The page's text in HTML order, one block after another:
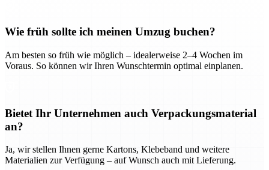
Wie früh sollte ich meinen Umzug buchen?
Am besten so früh wie möglich – idealerweise 2–4 Wochen im
Voraus. So können wir Ihren Wunschtermin optimal einplanen.
Bietet Ihr Unternehmen auch Verpackungsmaterial
an?
Ja, wir stellen Ihnen gerne Kartons, Klebeband und weitere
Materialien zur Verfügung – auf Wunsch auch mit Lieferung.